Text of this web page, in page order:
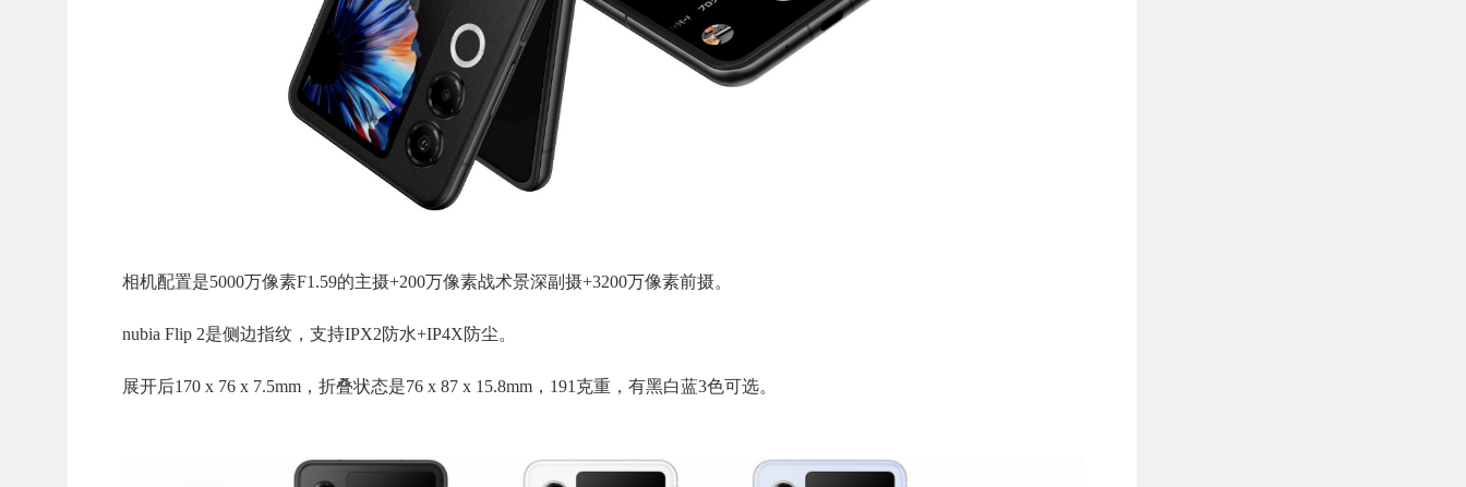
相机配置是5000万像素F1.59的主摄+200万像素战术景深副摄+3200万像素前摄。
nubia Flip 2是侧边指纹，支持IPX2防水+IP4X防尘。
展开后170 x 76 x 7.5mm，折叠状态是76 x 87 x 15.8mm，191克重，有黑白蓝3色可选。